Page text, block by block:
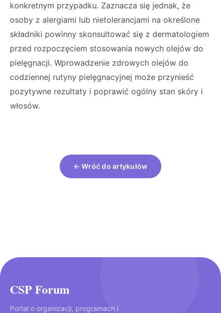
konkretnym przypadku. Zaznacza się jednak, że
osoby z alergiami lub nietolerancjami na określone
składniki powinny skonsultować się z dermatologiem
przed rozpoczęciem stosowania nowych olejów do
pielęgnacji. Wprowadzenie zdrowych olejów do
codziennej rutyny pielęgnacyjnej może przynieść
pozytywne rezultaty i poprawić ogólny stan skóry i
włosów.
← Wróć do artykułów
CSP Forum
Portal o organizacji, programach i